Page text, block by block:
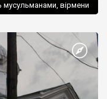
мусульманами, вірмени